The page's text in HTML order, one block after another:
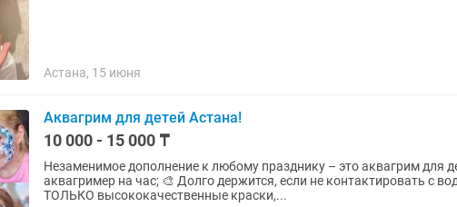
Астана, 15 июня
Аквагрим для детей Астана!
10 000 - 15 000 ₸
Незаменимое дополнение к любому празднику – это аквагрим для
аквагример на час; 🎨 Долго держится, если не контактировать с
ТОЛЬКО высококачественные краски,...